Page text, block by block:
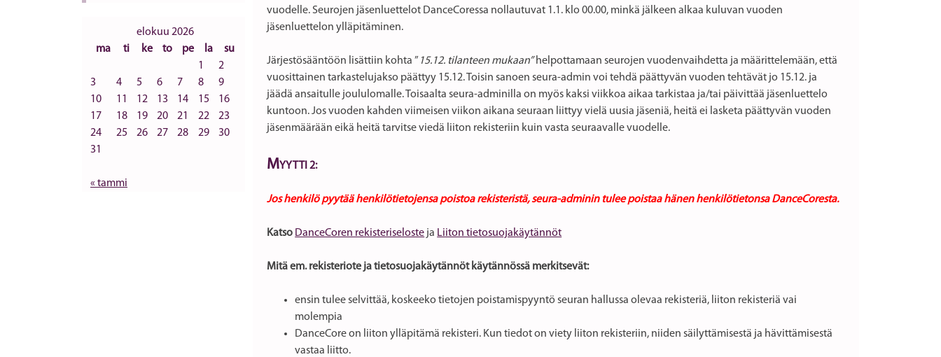
elokuu 2026
ma
ti ke to pe la
su
1
2
3
4 5 6 7 8
9
10
11 12 13 14 15
16
17
18 19 20 21 22
23
24
25 26 27 28 29
30
31
« tammi
vuodelle. Seurojen jäsenluettelot DanceCoressa nollautuvat 1.1. klo 00.00, minkä jälkeen alkaa kuluvan vuoden
jäsenluettelon ylläpitäminen.
Järjestösääntöön lisättiin kohta ” 15.12. tilanteen mukaan”helpottamaan seurojen vuodenvaihdetta ja määrittelemään, että
vuosittainen tarkastelujakso päättyy 15.12. Toisin sanoen seura-admin voi tehdä päättyvän vuoden tehtävät jo 15.12. ja
jäädä ansaitulle joululomalle. Toisaalta seura-adminilla on myös kaksi viikkoa aikaa tarkistaa ja/tai päivittää jäsenluettelo
kuntoon. Jos vuoden kahden viimeisen viikon aikana seuraan liittyy vielä uusia jäseniä, heitä ei lasketa päättyvän vuoden
jäsenmäärään eikä heitä tarvitse viedä liiton rekisteriin kuin vasta seuraavalle vuodelle.
MYYTTI 2:
Jos henkilö pyytää henkilötietojensa poistoa rekisteristä, seura-adminin tulee poistaa hänen henkilötietonsa DanceCoresta.
Katso DanceCoren rekisteriseloste ja Liiton tietosuojakäytännöt
Mitä em. rekisteriote ja tietosuojakäytännöt käytännössä merkitsevät:
ensin tulee selvittää, koskeeko tietojen poistamispyyntö seuran hallussa olevaa rekisteriä, liiton rekisteriä vai
molempia
DanceCore on liiton ylläpitämä rekisteri. Kun tiedot on viety liiton rekisteriin, niiden säilyttämisestä ja hävittämisestä
vastaa liitto.